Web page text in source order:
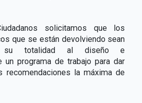
solicitamos que los
que se están devolviendo sean
su totalidad al diseño e
un programa de trabajo para dar
recomendaciones la máxima de